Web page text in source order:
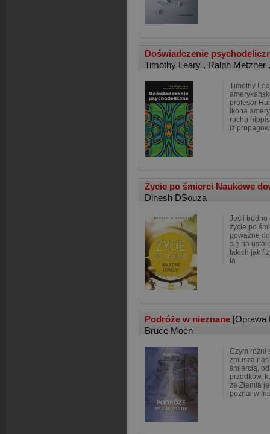
Doświadczenie
Timothy Leary , Ralph Metzner
Timothy
profesor
ikona
ruchu
iż
Życie po śmierci Naukowe
Dinesh DSouza
Jeśli trudno
życie po
poważne
się na
takich jak
ta
Podróże w nieznane [Oprawa
Bruce Moen
Czym różni
zmusza
śmiercią,
przodków,
że Ziemia
poznał w